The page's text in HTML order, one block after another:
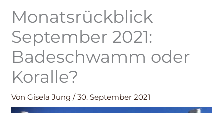
Monatsrückblick
September 2021:
Badeschwamm oder
Koralle?
VonGisela Jung/30. September 2021